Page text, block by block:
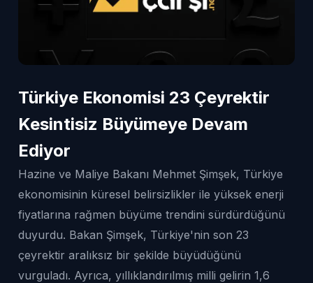
Türkiye Ekonomisi 23 Çeyrektir
Kesintisiz Büyümeye Devam
Ediyor
Hazine ve Maliye Bakanı Mehmet Şimşek, Türkiye
ekonomisinin küresel belirsizlikler ile yüksek enerji
fiyatlarına rağmen büyüme trendini sürdürdüğünü
duyurdu. Bakan Şimşek, Türkiye'nin son 23
çeyrektir aralıksız bir şekilde büyüdüğünü
vurguladı. Ayrıca, yıllıklandırılmış milli gelirin 1,6